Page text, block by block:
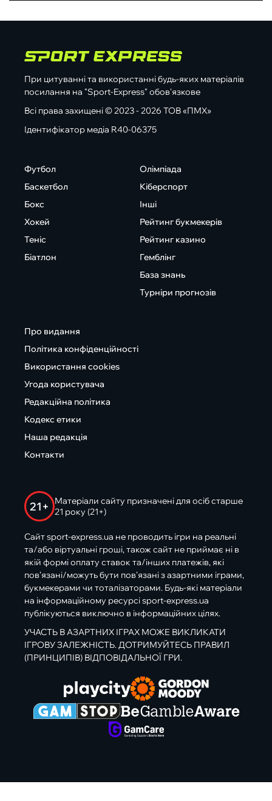
При цитуванні та використанні будь-яких матеріалів
посилання на "Sport-Express" обов'язкове
Всі права захищені © 2023 - 2026 ТОВ «ПМХ»
Ідентифікатор медіа R40-06375
Футбол
Баскетбол
Бокс
Хокей
Теніс
Біатлон
Олімпіада
Кіберспорт
Інші
Рейтинг букмекерів
Рейтинг казино
Гемблінг
База знань
Турніри прогнозів
Про видання
Політика конфіденційності
Використання cookies
Угода користувача
Редакційна політика
Кодекс етики
Наша редакція
Контакти
21+
Матеріали сайту призначені для осіб старше
21 року (21+)
Сайт sport-express.ua не проводить ігри на реальні
та/або віртуальні гроші, також сайт не приймає ні в
якій формі оплату ставок та/інших платежів, які
пов’язані/можуть бути пов’язані з азартними іграми,
букмекерами чи тоталізаторами. Будь-які матеріали
на інформаційному ресурсі sport-express.ua
публікуються виключно в інформаційних цілях.
УЧАСТЬ В АЗАРТНИХ ІГРАХ МОЖЕ ВИКЛИКАТИ
ІГРОВУ ЗАЛЕЖНІСТЬ. ДОТРИМУЙТЕСЬ ПРАВИЛ
(ПРИНЦИПІВ) ВІДПОВІДАЛЬНОЇ ГРИ.